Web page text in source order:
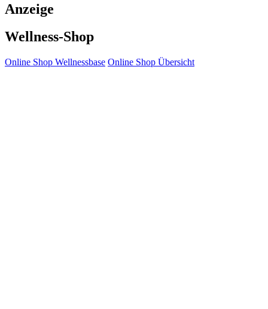
Anzeige
Wellness-Shop
Online Shop Wellnessbase Online Shop Übersicht